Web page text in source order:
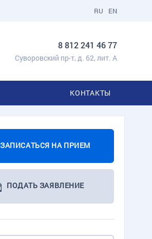
EN
RU
8 812 241 46 77
Суворовский пр-т, д. 62, лит. А
КОНТАКТЫ
ЗАПИСАТЬСЯ НА ПРИЕМ
ПОДАТЬ ЗАЯВЛЕНИЕ